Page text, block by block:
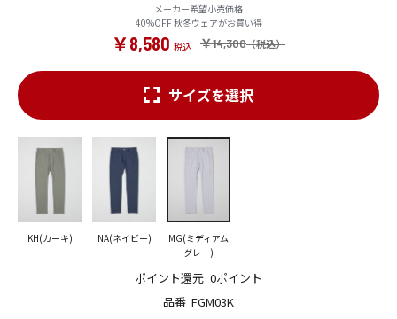
メーカー希望小売価格
40%OFF 秋冬ウェアがお買い得
￥14,300
￥8,580
品番 FGM03K
ポイント還元 0ポイント
サイズを選択
KH(カーキ) NA(ネイビー)
MG(ミディアム
グレー)